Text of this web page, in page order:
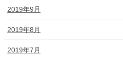
2019年9月
2019年8月
2019年7月